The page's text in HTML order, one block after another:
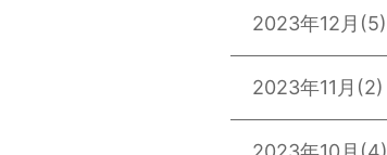
2023年12月 (5)
2023年11月 (2)